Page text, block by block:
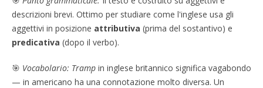
descrizioni brevi. Ottimo per studiare come l'inglese usa gli
aggettivi in posizione attributiva (prima del sostantivo) e
predicativa (dopo il verbo).
🎯 Vocabolario: Tramp in inglese britannico significa vagabondo
— in americano ha una connotazione molto diversa. Un